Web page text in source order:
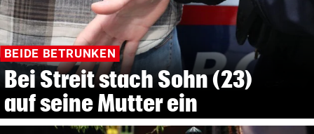
BEIDE BETRUNKEN
Bei Streit stach Sohn (23)
auf seine Mutter ein